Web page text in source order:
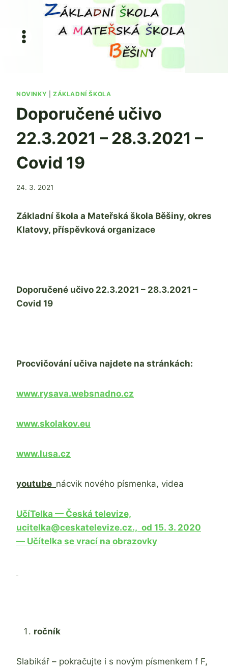
obsah
NOVINKY ZÁKLADNÍ ŠKOLA
Doporučené učivo
22.3.2021 – 28.3.2021 –
Covid 19
Od
Žatková
24. 3. 2021
Základní škola a Mateřská škola Běšiny, okres
Klatovy, příspěvková organizace
Doporučené učivo 22.3.2021 – 28.3.2021 –
Covid 19
Procvičování učiva najdete na stránkách:
www.rysava.websnadno.cz
www.skolakov.eu
www.lusa.cz
youtube nácvik nového písmenka, videa
UčíTelka — Česká televize,
ucitelka@ceskatelevize.cz., od 15. 3. 2020
— Učítelka se vrací na obrazovky
ročník
Slabikář – pokračujte i s novým písmenkem f F,